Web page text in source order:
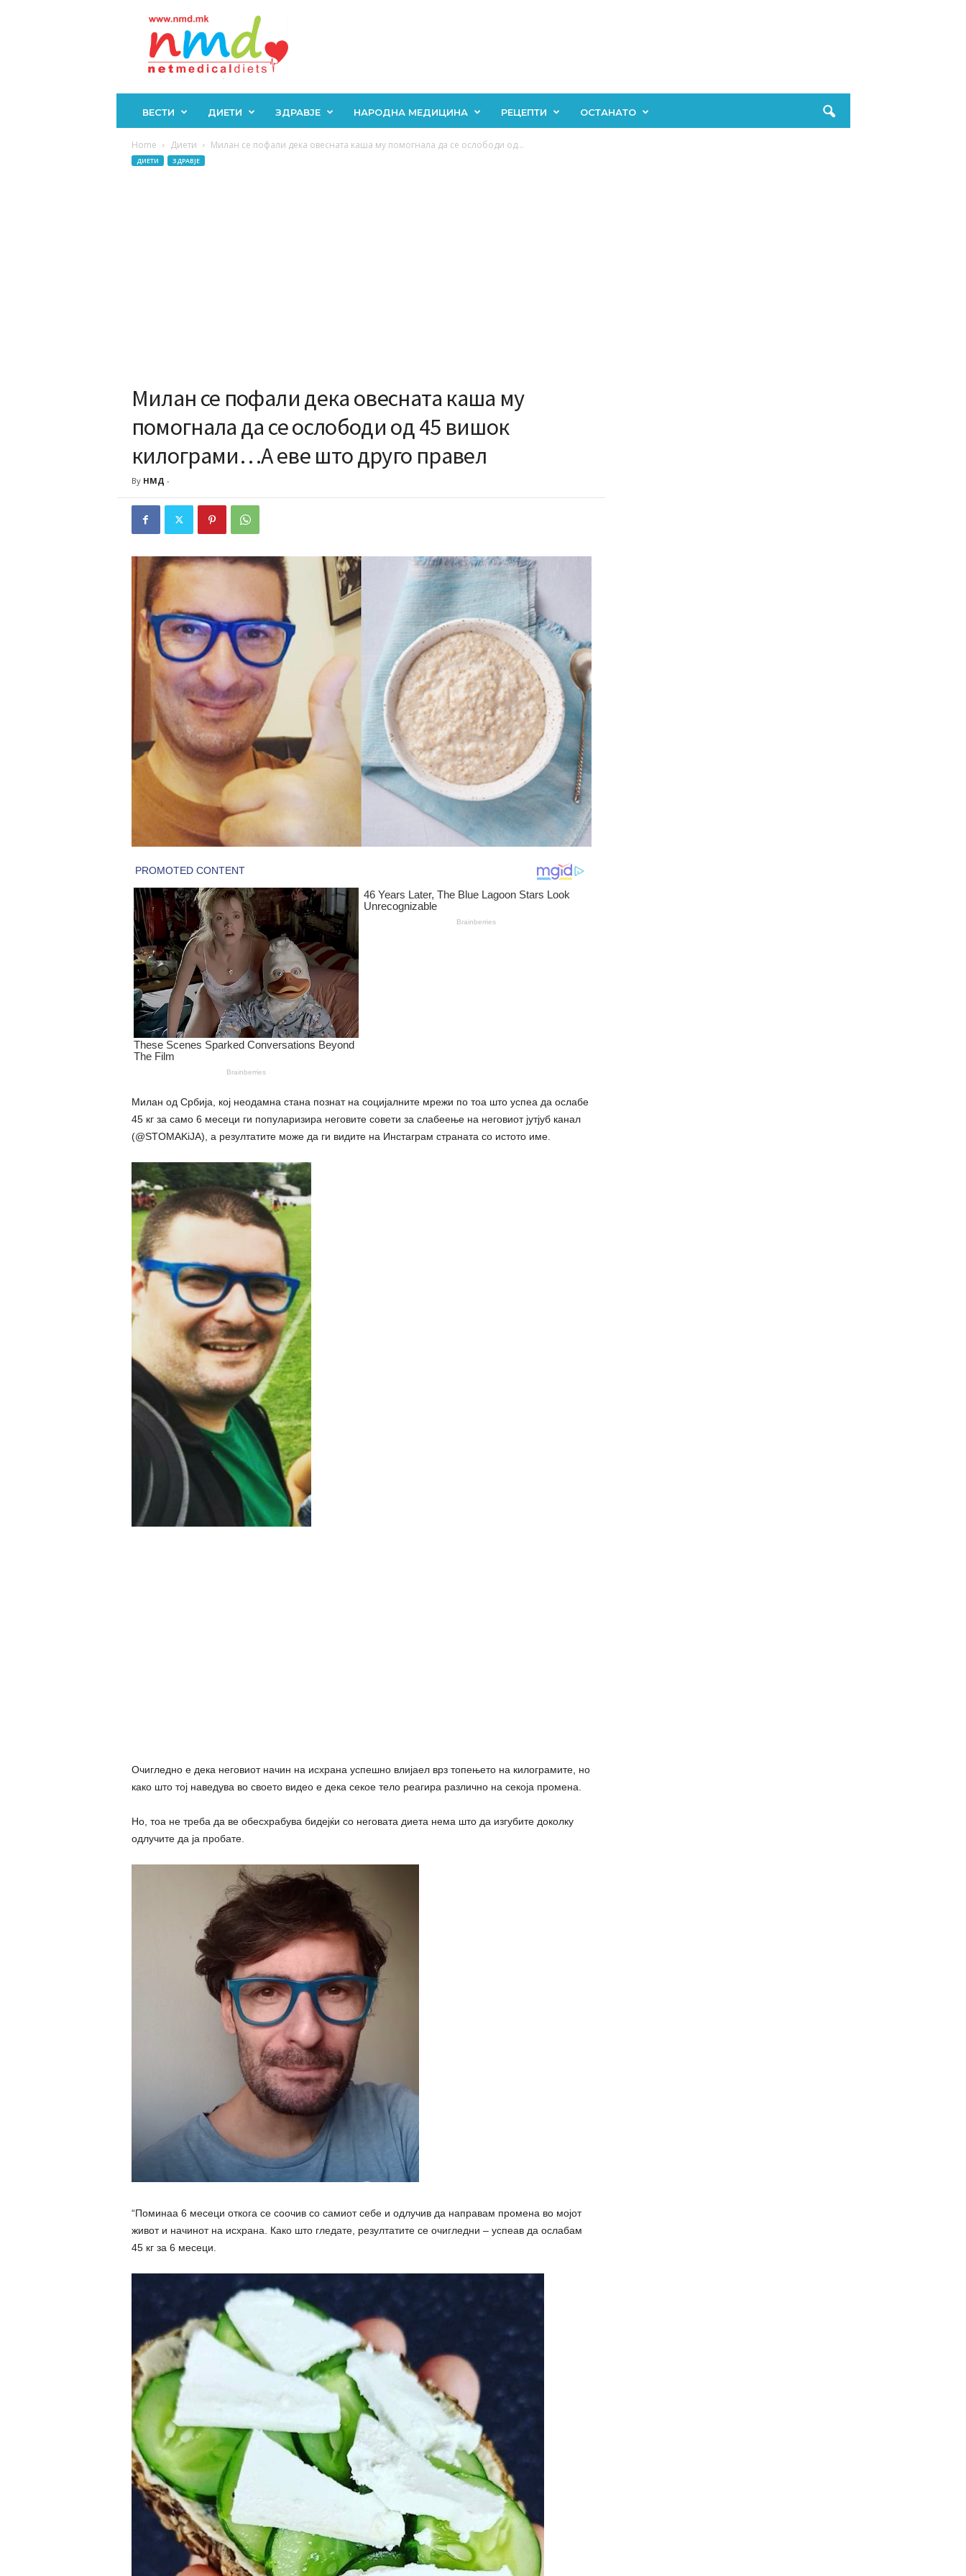
ВЕСТИ ДИЕТИ ЗДРАВЈЕ НАРОДНА МЕДИЦИНА РЕЦЕПТИ ОСТАНАТО
Home Диети Милан се пофали дека овесната каша му помогнала да се ослободи од...
ДИЕТИ ЗДРАВЈЕ
Милан се пофали дека овесната каша му
помогнала да се ослободи од 45 вишок
килограми…А еве што друго правел
By НМД -
Милан од Србија, кој неодамна стана познат на социјалните мрежи по тоа што успеа да ослабе
45 кг за само 6 месеци ги популаризира неговите совети за слабеење на неговиот јутјуб канал
(@STOMAKiJA), а резултатите може да ги видите на Инстаграм страната со истото име.
Очигледно е дека неговиот начин на исхрана успешно влијаел врз топењето на килограмите, но
како што тој наведува во своето видео е дека секое тело реагира различно на секоја промена.
Но, тоа не треба да ве обесхрабува бидејќи со неговата диета нема што да изгубите доколку
одлучите да ја пробате.
“Поминаа 6 месеци откога се соочив со самиот себе и одлучив да направам промена во мојот
живот и начинот на исхрана. Како што гледате, резултатите се очигледни – успеав да ослабам
45 кг за 6 месеци.